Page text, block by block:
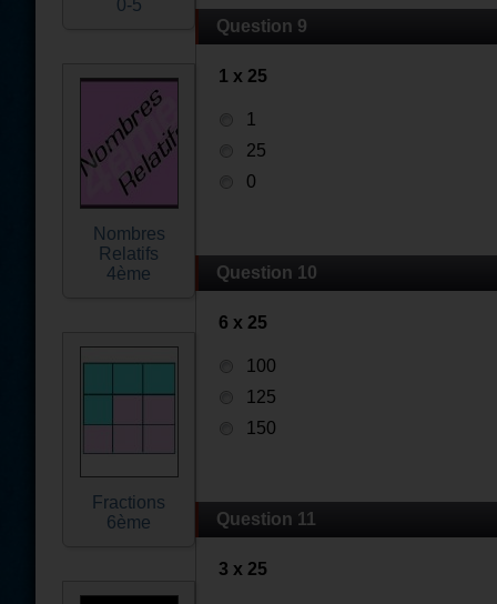
0-5
Nombres
Relatifs
4ème
Fractions
6ème
Question 9
1 x 25
1
25
0
Question 10
6 x 25
100
125
150
Question 11
3 x 25